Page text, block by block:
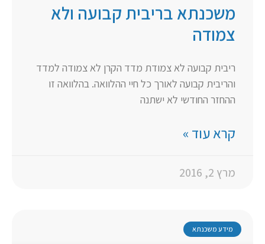
משכנתא בריבית קבועה ולא
צמודה
ריבית קבועה לא צמודת מדד הקרן לא צמודה למדד
והריבית קבועה לאורך כל חיי ההלוואה. בהלוואה זו
ההחזר החודשי לא ישתנה
קרא עוד »
מרץ 2, 2016
מידע משכנתא